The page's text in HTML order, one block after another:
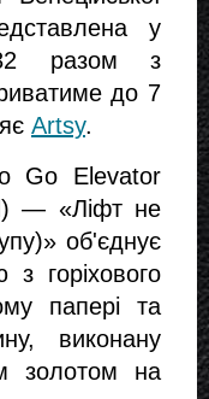
у
разом з
до 7
Artsy.
Go Elevator
— «Ліфт не
об'єднує
горіхового
папері та
виконану
золотом на